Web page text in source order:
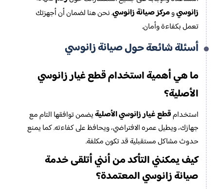
زانوسيومركز صيانة زانوسي. نحن هنا لضمان أن أجهزتك
تعمل بكفاءة وأمان.
أسئلة شائعة حولصيانة زانوسي
ما هي أهمية استخدامقطع غيار زانوسي
الأصلية؟
استخدامقطع غيار زانوسي الأصليةيضمن توافقها التام مع
جهازك، ويطيل عمره الافتراضي، ويحافظ على كفاءته. كما يمنع
حدوث مشاكل مستقبلية قد تكون مكلفة.
كيف يمكنني التأكد من أنني أتلقى خدمة
صيانة زانوسيالمعتمدة؟